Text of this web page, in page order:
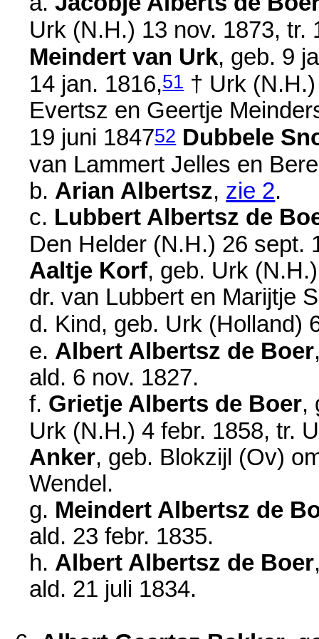
Urk (N.H.) 13 nov. 1873, tr.
Meindert van Urk, geb. 9
14 jan. 1816,51† Urk
Evertsz en Geertje
19 juni 184752 Dubbele
van Lammert Jelles en
b. Arian Albertsz, zie 2.
c. Lubbert Albertsz de
Den Helder (N.H.) 26 sept.
Aaltje Korf, geb. Urk
dr. van Lubbert en Marijtje
d. Kind, geb. Urk (Holland)
e. Albert Albertsz de Boer
ald. 6 nov. 1827.
f. Grietje Alberts de Boer,
Urk (N.H.)4 febr. 1858, tr.
Anker, geb. Blokzijl (Ov)
Wendel.
g. Meindert Albertsz de
ald. 23 febr. 1835.
h. Albert Albertsz de Boer
ald. 21 juli 1834.